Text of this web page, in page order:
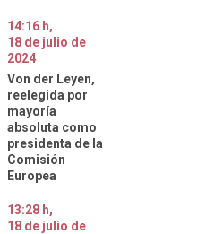
14:16 h,
18 de julio de
2024
Von der Leyen,
reelegida por
mayoría
absoluta como
presidenta de la
Comisión
Europea
13:28 h,
18 de julio de